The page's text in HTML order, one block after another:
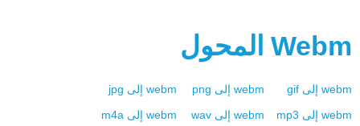
Webm المحول
webm إلى gif
webm إلى png
webm إلى jpg
webm إلى mp3
webm إلى wav
webm إلى m4a